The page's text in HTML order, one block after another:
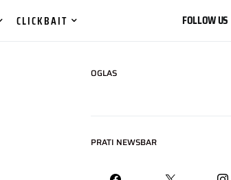
CLICKBAIT FOLLOW US
OGLAS
PRATI NEWSBAR